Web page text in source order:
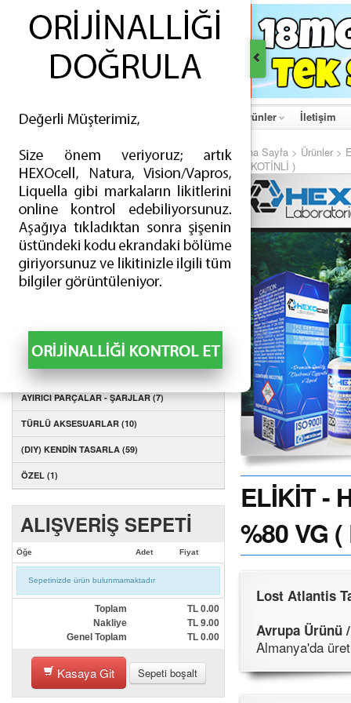
Ana Sayfa Hakkımızda Ürünler İletişim
ÜRÜNLER
İNDİRİMLİ ÜRÜNLER
ESİGARA - TEK APARATLI (68)
ESİGARA - ÇİFT APARATLI (4)
ELİKİT - TÜRLÜ AROMALI (288)
AYIRICI PARÇALAR - ATOMİZERLER (109)
AYIRICI PARÇALAR - KARTUŞLAR (1)
AYIRICI PARÇALAR - ŞARJLAR (7)
TÜRLÜ AKSESUARLAR (10)
(DIY) KENDİN TASARLA (59)
ÖZEL (1)
ALIŞVERİŞ SEPETİ
Öğe Adet Fiyat
Sepetinizde ürün bulunmamaktadır
Toplam TL 0.00
Nakliye
TL 9.00
Genel Toplam
TL 0.00
Kasaya Git Sepeti boşalt
Ana Sayfa > Ürünler >
NİKOTİNLİ )
ELİKİT -
%80 VG
Lost Atlantis
Avrupa Ürünü
Almanya'da